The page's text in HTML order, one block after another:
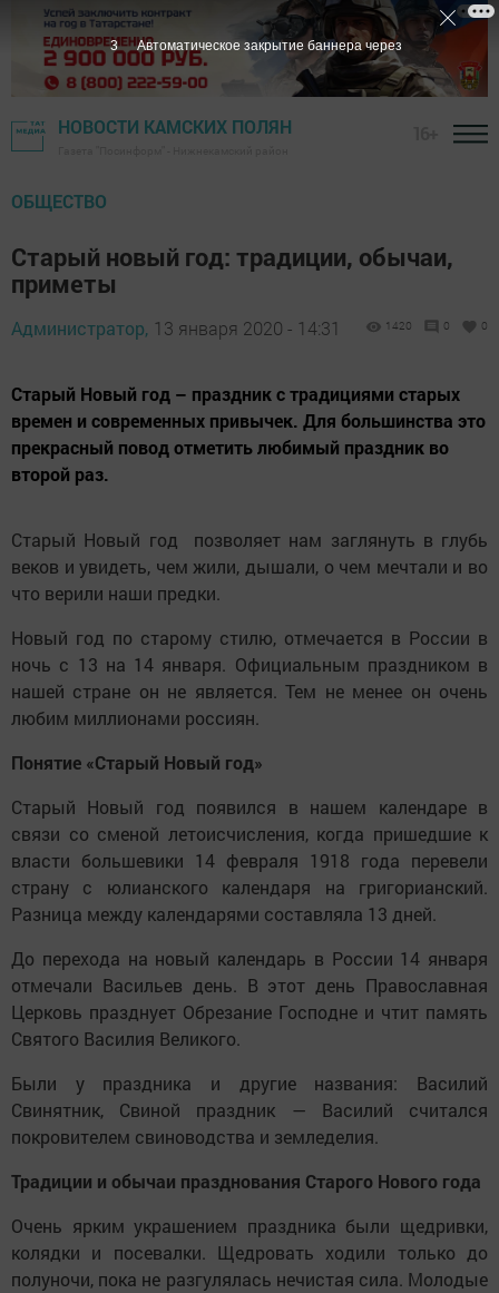
НОВОСТИ КАМСКИХ ПОЛЯН
ОБЩЕСТВО
Старый новый год: традиции, обычаи,
приметы
Администратор, 13 января 2020 - 14:31 1420 0 0
Старый Новый год – праздник с традициями старых
времен и современных привычек. Для большинства это
прекрасный повод отметить любимый праздник во
второй раз.
Старый Новый год позволяет нам заглянуть в глубь
веков и увидеть, чем жили, дышали, о чем мечтали и во
что верили наши предки.
Новый год по старому стилю, отмечается в России в
ночь с 13 на 14 января. Официальным праздником в
нашей стране он не является. Тем не менее он очень
любим миллионами россиян.
Понятие «Старый Новый год»
Старый Новый год появился в нашем календаре в
связи со сменой летоисчисления, когда пришедшие к
власти большевики 14 февраля 1918 года перевели
страну с юлианского календаря на григорианский.
Разница между календарями составляла 13 дней.
До перехода на новый календарь в России 14 января
отмечали Васильев день. В этот день Православная
Церковь празднует Обрезание Господне и чтит память
Святого Василия Великого.
Были у праздника и другие названия: Василий
Свинятник, Свиной праздник — Василий считался
покровителем свиноводства и земледелия.
Традиции и обычаи празднования Старого Нового года
Очень ярким украшением праздника были щедривки,
колядки и посевалки. Щедровать ходили только до
полуночи, пока не разгулялась нечистая сила. Молодые
2 Автоматическое закрытие баннера через